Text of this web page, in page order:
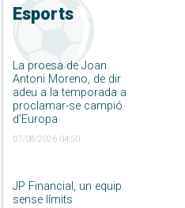
Esports
La proesa de Joan
Antoni Moreno, de dir
adeu a la temporada a
proclamar-se campió
d’Europa
07/08/2026 04:50
JP Financial, un equip
sense límits